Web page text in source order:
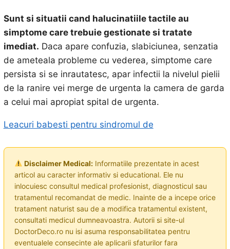
Sunt si situatii cand halucinatiile tactile au
simptome care trebuie gestionate si tratate
imediat. Daca apare confuzia, slabiciunea, senzatia
de ameteala probleme cu vederea, simptome care
persista si se inrautatesc, apar infectii la nivelul pielii
de la ranire vei merge de urgenta la camera de garda
a celui mai apropiat spital de urgenta.
Leacuri babesti pentru sindromul de
Disclaimer Medical:Informatiile prezentate in acest
articol au caracter informativ si educational. Ele nu
inlocuiesc consultul medical profesionist, diagnosticul sau
tratamentul recomandat de medic. Inainte de a incepe orice
tratament naturist sau de a modifica tratamentul existent,
consultati medicul dumneavoastra. Autorii si site-ul
DoctorDeco.ro nu isi asuma responsabilitatea pentru
eventualele consecinte ale aplicarii sfaturilor fara